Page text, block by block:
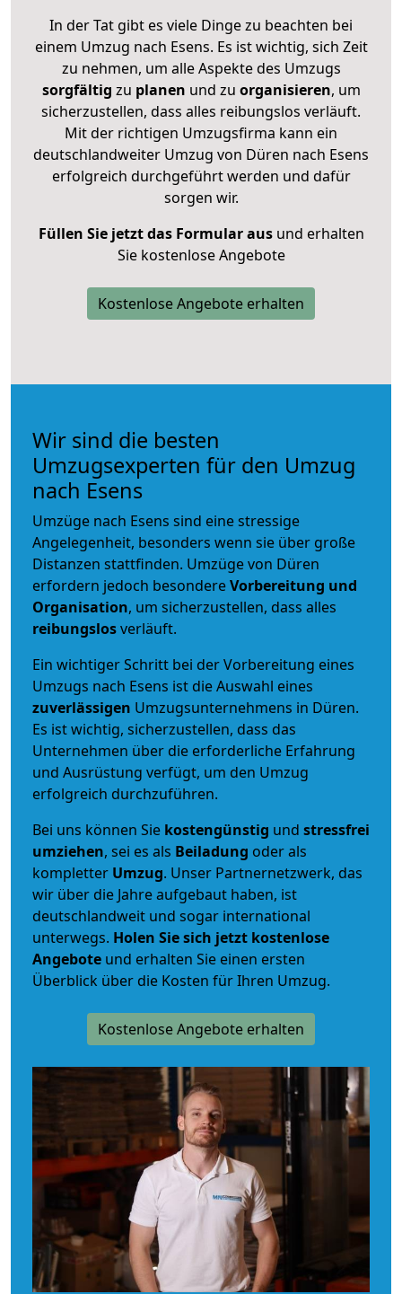
In der Tat gibt es viele Dinge zu beachten bei
einem Umzug nach Esens. Es ist wichtig, sich Zeit
zu nehmen, um alle Aspekte des Umzugs
sorgfältig zu planen und zu organisieren, um
sicherzustellen, dass alles reibungslos verläuft.
Mit der richtigen Umzugsfirma kann ein
deutschlandweiter Umzug von Düren nach Esens
erfolgreich durchgeführt werden und dafür
sorgen wir.
Füllen Sie jetzt das Formular ausund erhalten
Sie kostenlose Angebote
Kostenlose Angebote erhalten
Wir sind die besten
Umzugsexperten für den Umzug
nach Esens
Umzüge nach Esens sind eine stressige
Angelegenheit, besonders wenn sie über große
Distanzen stattfinden. Umzüge von Düren
erfordern jedoch besondereVorbereitung und
Organisation, um sicherzustellen, dass alles
reibungslosverläuft.
Ein wichtiger Schritt bei der Vorbereitung eines
Umzugs nach Esens ist die Auswahl eines
zuverlässigen Umzugsunternehmens in Düren.
Es ist wichtig, sicherzustellen, dass das
Unternehmen über die erforderliche Erfahrung
und Ausrüstung verfügt, um den Umzug
erfolgreich durchzuführen.
Bei uns können Sie kostengünstig und stressfrei
umziehen, sei es als Beiladung oder als
kompletter Umzug. Unser Partnernetzwerk, das
wir über die Jahre aufgebaut haben, ist
deutschlandweit und sogar international
unterwegs. Holen Sie sich jetzt kostenlose
Angebote und erhalten Sie einen ersten
Überblick über die Kosten für Ihren Umzug.
Kostenlose Angebote erhalten